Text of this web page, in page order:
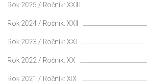
Rok 2025 / Ročník: XXIII
Rok 2024 / Ročník: XXII
Rok 2023 / Ročník: XXI
Rok 2022 / Ročník: XX
Rok 2021 / Ročník: XIX